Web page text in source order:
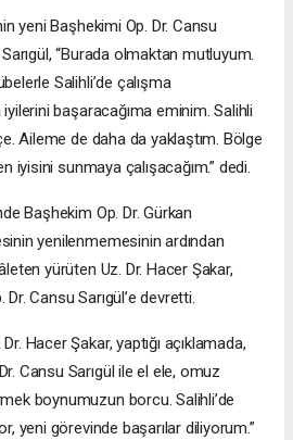
yeni Başhekimi Op. Dr. Cansu
“Burada olmaktan mutluyum.
Salihli’de çalışma
başaracağıma eminim. Salihli
Aileme de daha da yaklaştım. Bölge
iyisini sunmaya çalışacağım.” dedi.
Başhekim Op. Dr. Gürkan
yenilenmemesinin ardından
yürüten Uz. Dr. Hacer Şakar,
Cansu Sarıgül’e devretti.
Hacer Şakar, yaptığı açıklamada,
Cansu Sarıgül ile el ele, omuz
boynumuzun borcu. Salihli’de
yeni görevinde başarılar diliyorum.”